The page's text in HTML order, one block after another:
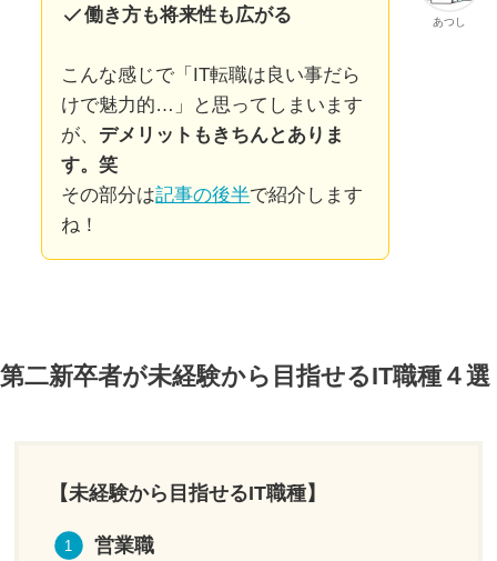
あつし
働き方も将来性も広がる
こんな感じで「IT転職は良い事だら
けで魅力的…」と思ってしまいます
が、 デメリットもきちんとありま
す。笑
その部分は記事の後半で紹介します
ね！
第二新卒者が未経験から目指せるIT職種４選
【未経験から目指せるIT職種】
営業職